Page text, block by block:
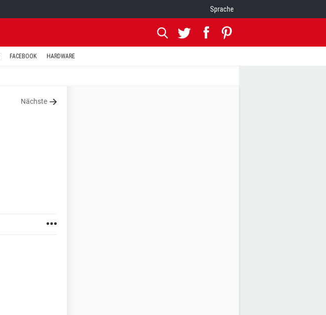
Sprache
FACEBOOK HARDWARE
Nächste